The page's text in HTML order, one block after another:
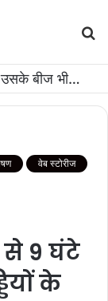
Healthy Eating: सिर्फ लौकी ही नहीं, उसके बीज भी हैं काम के! फायदे मिलेंगे कमाल के!
वेब स्टोरीज
से 9 घंटे
के